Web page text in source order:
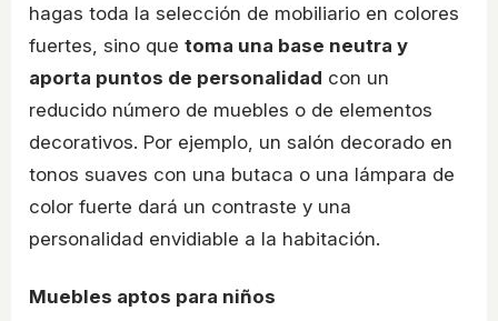
hagas toda la selección de mobiliario en colores
fuertes, sino que toma una base neutra y
aporta puntos de personalidad con un
reducido número de muebles o de elementos
decorativos. Por ejemplo, un salón decorado en
tonos suaves con una butaca o una lámpara de
color fuerte dará un contraste y una
personalidad envidiable a la habitación.
Muebles aptos para niños